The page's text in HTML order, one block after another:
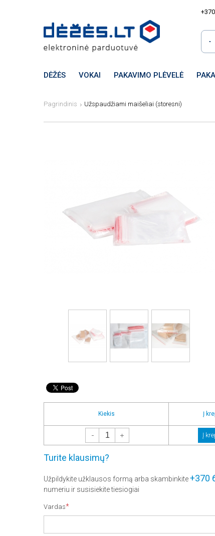
DĖŽĖS VOKAI PAKAVIMO PLĖVELĖ
Pagrindinis Užspaudžiami maišeliai (storesni)
Kiekis Į
Į
Turite klausimų?
Užpildykite užklausos formą arba skambinkite+370
numeriu ir susisiekite tiesiogiai
Vardas*